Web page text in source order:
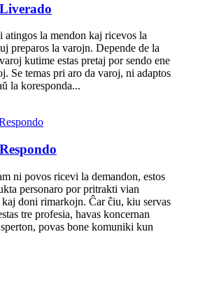
la mendon kaj ricevos la
preparos la varojn. Depende de la
kutime estas pretaj por sendo ene
Se temas pri aro da varoj, ni adaptos
la koresponda...
ni povos ricevi la demandon, estos
personaro por pritrakti vian
kaj doni rimarkojn. Ĉar ĉiu, kiu servas
tre profesia, havas koncernan
povas bone komuniki kun